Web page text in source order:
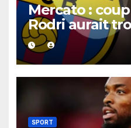
Mercato :
Rodri aurait
XXL avec le
contrat
SPORT